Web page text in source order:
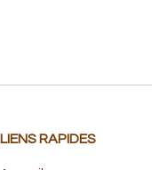
LIENS RAPIDES